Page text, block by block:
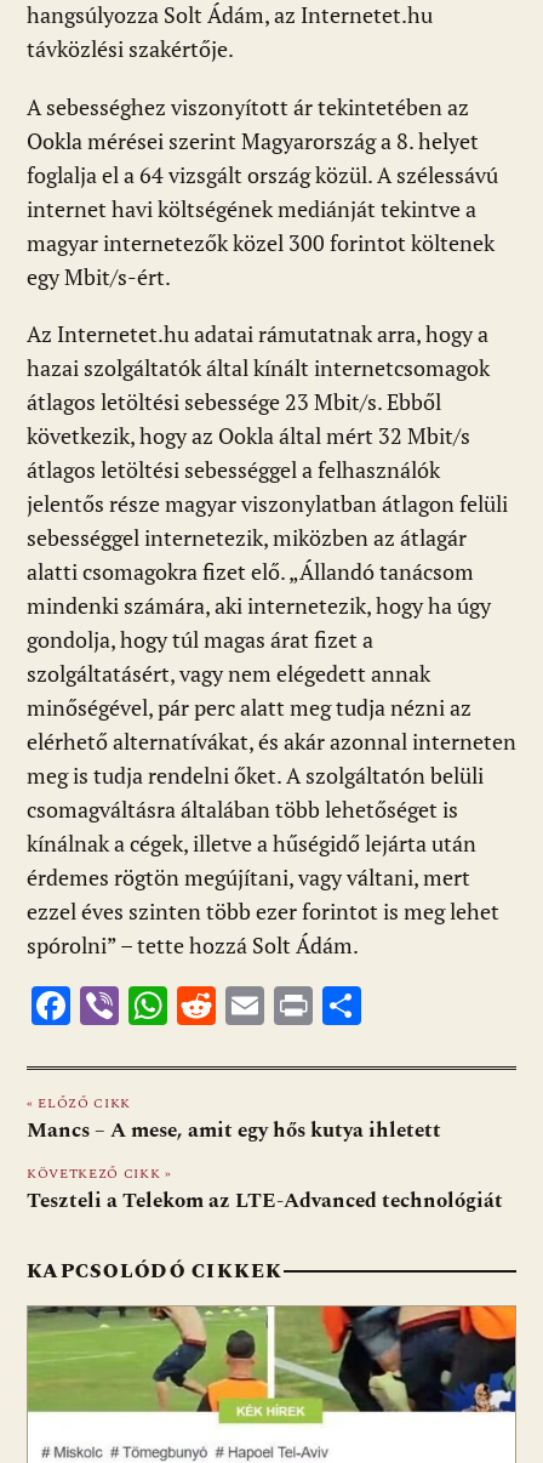
hangsúlyozza Solt Ádám, az Internetet.hu
távközlési szakértője.
A sebességhez viszonyított ár tekintetében az
Ookla mérései szerint Magyarország a 8. helyet
foglalja el a 64 vizsgált ország közül. A szélessávú
internet havi költségének mediánját tekintve a
magyar internetezők közel 300 forintot költenek
egy Mbit/s-ért.
Az Internetet.hu adatai rámutatnak arra, hogy a
hazai szolgáltatók által kínált internetcsomagok
átlagos letöltési sebessége 23 Mbit/s. Ebből
következik, hogy az Ookla által mért 32 Mbit/s
átlagos letöltési sebességgel a felhasználók
jelentős része magyar viszonylatban átlagon felüli
sebességgel internetezik, miközben az átlagár
alatti csomagokra fizet elő. „Állandó tanácsom
mindenki számára, aki internetezik, hogy ha úgy
gondolja, hogy túl magas árat fizet a
szolgáltatásért, vagy nem elégedett annak
minőségével, pár perc alatt meg tudja nézni az
elérhető alternatívákat, és akár azonnal interneten
meg is tudja rendelni őket. A szolgáltatón belüli
csomagváltásra általában több lehetőséget is
kínálnak a cégek, illetve a hűségidő lejárta után
érdemes rögtön megújítani, vagy váltani, mert
ezzel éves szinten több ezer forintot is meg lehet
spórolni” – tette hozzá Solt Ádám.
F
e
b
o
o
Vi
er
W
at
s
A
p
R
d
di
E
ai
l
Pr
t za
m
g
« ELŐZŐ CIKK
Mancs – A mese, amit egy hős kutya ihletett
KÖVETKEZŐ CIKK »
Teszteli a Telekom az LTE-Advanced technológiát
KAPCSOLÓDÓ CIKKEK